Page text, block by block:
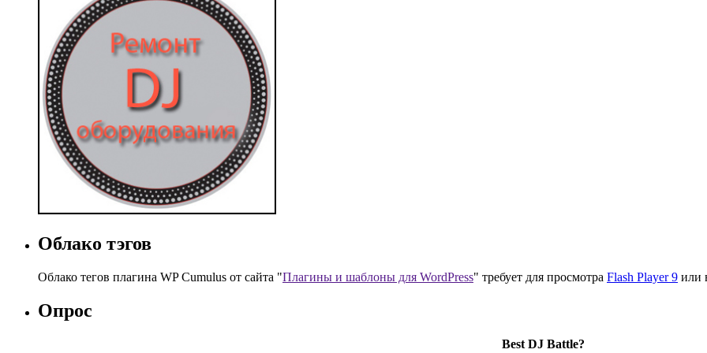
Облако тэгов
Облако тегов плагина WP Cumulus от сайта "Плагины и шаблоны для WordPress" требует для просмотра Flash Player 9 или
Опрос
Best DJ Battle?